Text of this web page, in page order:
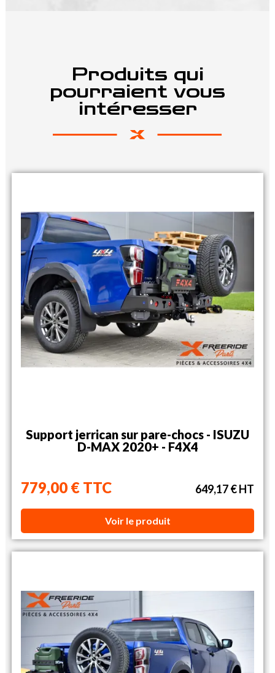
Produits qui
pourraient vous
intéresser
Support jerrican sur pare-chocs - ISUZU
D-MAX 2020+ - F4X4
779,00 € TTC 649,17 € HT
Voir le produit